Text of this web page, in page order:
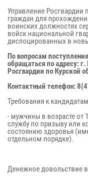
Управление Росгвардии
граждан для
воинских должностях
войск национальной
дислоцированных в
По вопросам
обращаться по адресу:
Росгвардии по Курской
Контактный телефон:
Требования к
- мужчины в возрасте от
службу по призыву или
состоянию здоровья
отдельном порядке).
Денежное довольствие